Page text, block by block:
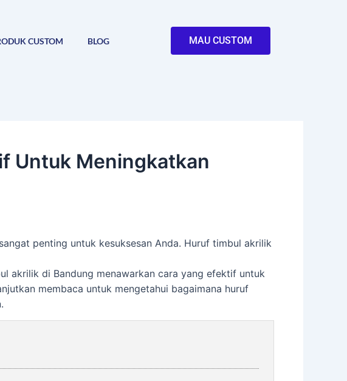
CUSTOM BLOG MAU CUSTOM
Untuk Meningkatkan
penting untuk kesuksesan Anda. Huruf timbul akrilik
akrilik di Bandung menawarkan cara yang efektif untuk
membaca untuk mengetahui bagaimana huruf